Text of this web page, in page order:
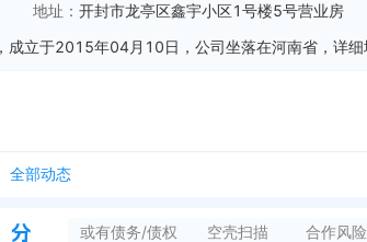
地址： 开封市龙亭区鑫宇小区1号楼5号营业房
全部动态
全部动态
或有债务/债权 空壳扫描 合作风险